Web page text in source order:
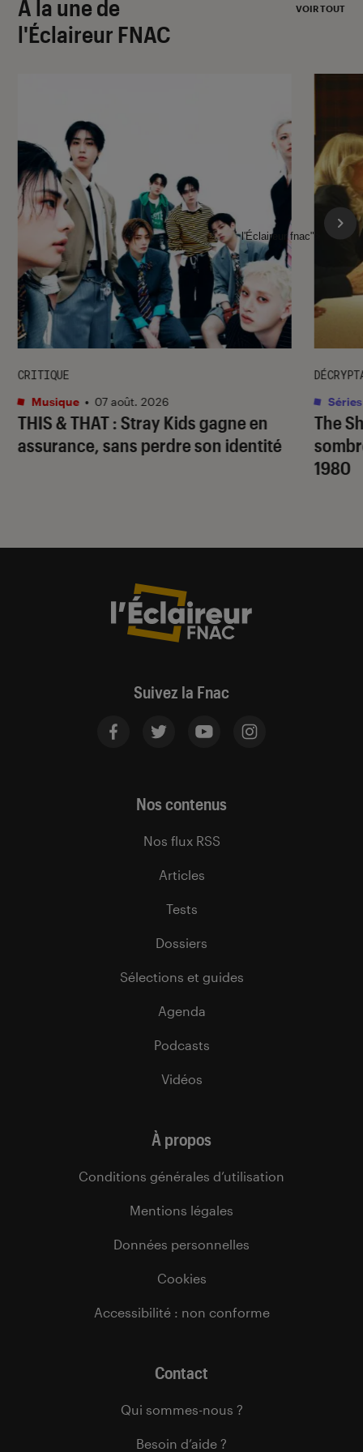
À la une de
l'Éclaireur FNAC
VOIR TOUT
THIS & THAT: Stray Kids gagne en
assurance, sans perdre son identité
CRITIQUE
Musique • 07 août. 2026
The
1980
Séries
l'Éclaireur fnac">
Suivez la Fnac
Nos contenus
Nos flux RSS
Articles
Tests
Dossiers
Sélections et guides
Agenda
Podcasts
Vidéos
À propos
Conditions générales d’utilisation
Mentions légales
Données personnelles
Cookies
Accessibilité : non conforme
Contact
Qui sommes-nous ?
Besoin d’aide ?